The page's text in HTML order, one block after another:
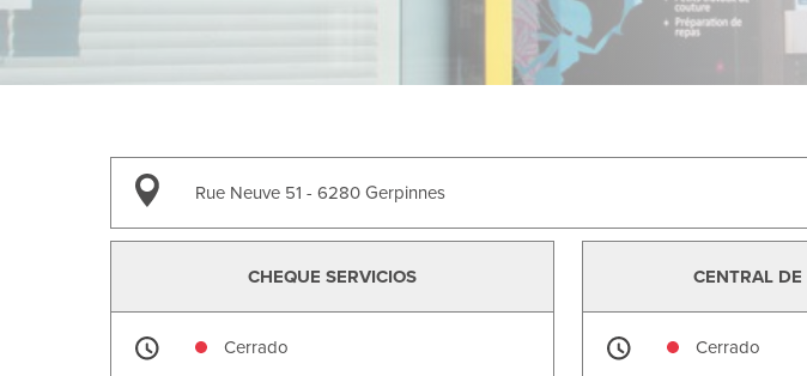
Rue Neuve 51 6280 Gerpinnes
CHEQUE SERVICIOS
Cerrado
CENTRAL
Cerrado